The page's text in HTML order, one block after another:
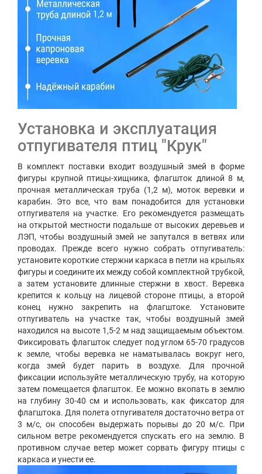
Установка и эксплуатация
отпугивателя птиц "Крук"
В комплект поставки входит воздушный змей в форме
фигуры крупной птицы-хищника, флагшток длиной 8 м,
прочная металлическая труба (1,2 м), моток веревки и
карабин. Это все, что вам понадобится для установки
отпугивателя на участке. Его рекомендуется размещать
на открытой местности подальше от высоких деревьев и
ЛЭП, чтобы воздушный змей не запутался в ветвях или
проводах. Прежде всего нужно собрать отпугиватель:
установите короткие стержни каркаса в петли на крыльях
фигуры и соедините их между собой комплектной трубкой,
а затем установите длинные стержни в хвост. Веревка
крепится к кольцу на лицевой стороне птицы, а второй
конец нужно закрепить на флагштоке. Установите
отпугиватель на участке так, чтобы воздушный змей
находился на высоте 1,5-2 м над защищаемым объектом.
Фиксировать флагшток следует под углом 65-70 градусов
к земле, чтобы веревка не наматывалась вокруг него,
когда змей будет парить в воздухе. Для прочной
фиксации используйте металлическую трубу, на которую
затем помещается флагшток. Ее можно вкопать в землю
на глубину 30-40 см и использовать, как фиксатор для
флагштока. Для полета отпугивателя достаточно ветра от
3 м/с, он способен выдержать порывы до 20 м/с. При
сильном ветре рекомендуется спускать его на землю. В
противном случае ветер может сорвать фигуру птицы с
каркаса и унести ее.